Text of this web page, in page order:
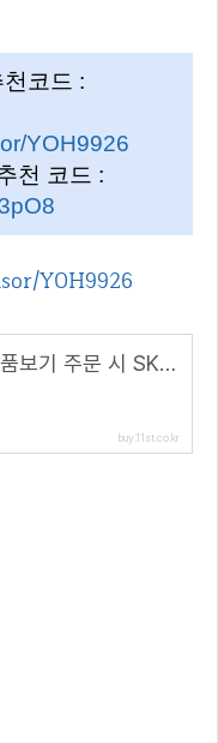
코드 :
YOH9926
천 코드 :
YOH9926
[11번가] 아마존 상품보기 주문 시 SK pay point 2% 추가 적립을 해드립니다. (해당 링크 접속 시)
buy.11st.co.kr